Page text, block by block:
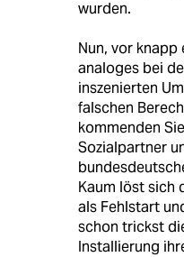
wurden.
Nun, vor knapp
analoges bei
inszenierten
falschen
kommenden
Sozialpartner
Kaum löst sich
als Fehlstart
schon trickst
Installierung